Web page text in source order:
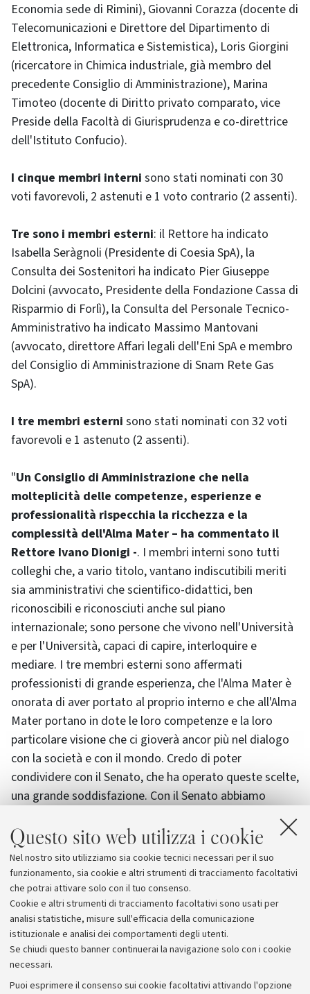
Questo sito web utilizza i cookie
Nel nostro sito utilizziamo sia cookie tecnici necessari per il suo
funzionamento, sia cookie e altri strumenti di tracciamento facoltativi
che potrai attivare solo con il tuo consenso.
Cookie e altri strumenti di tracciamento facoltativi sono usati per
analisi statistiche, misure sull'efficacia della comunicazione
istituzionale e analisi dei comportamenti degli utenti.
Se chiudi questo banner continuerai la navigazione solo con i cookie
necessari.
Puoi esprimere il consenso sui cookie facoltativi attivando l'opzione
Economia sede di Rimini), Giovanni Corazza (docente di
Telecomunicazioni e Direttore del Dipartimento di
Elettronica, Informatica e Sistemistica), Loris Giorgini
(ricercatore in Chimica industriale, già membro del
precedente Consiglio di Amministrazione), Marina
Timoteo (docente di Diritto privato comparato, vice
Preside della Facoltà di Giurisprudenza e co-direttrice
dell'Istituto Confucio).
I cinque membri interni sono stati nominati con 30
voti favorevoli, 2 astenuti e 1 voto contrario (2 assenti).
Tre sono i membri esterni: il Rettore ha indicato
Isabella Seràgnoli (Presidente di Coesia SpA), la
Consulta dei Sostenitori ha indicato Pier Giuseppe
Dolcini (avvocato, Presidente della Fondazione Cassa di
Risparmio di Forlì), la Consulta del Personale Tecnico-
Amministrativo ha indicato Massimo Mantovani
(avvocato, direttore Affari legali dell'Eni SpA e membro
del Consiglio di Amministrazione di Snam Rete Gas
SpA).
I tre membri esterni sono stati nominati con 32 voti
favorevoli e 1 astenuto (2 assenti).
"Un Consiglio di Amministrazione che nella
molteplicità delle competenze, esperienze e
professionalità rispecchia la ricchezza e la
complessità dell'Alma Mater – ha commentato il
Rettore Ivano Dionigi -. I membri interni sono tutti
colleghi che, a vario titolo, vantano indiscutibili meriti
sia amministrativi che scientifico-didattici, ben
riconoscibili e riconosciuti anche sul piano
internazionale; sono persone che vivono nell'Università
e per l'Università, capaci di capire, interloquire e
mediare. I tre membri esterni sono affermati
professionisti di grande esperienza, che l'Alma Mater è
onorata di aver portato al proprio interno e che all'Alma
Mater portano in dote le loro competenze e la loro
particolare visione che ci gioverà ancor più nel dialogo
con la società e con il mondo. Credo di poter
condividere con il Senato, che ha operato queste scelte,
una grande soddisfazione. Con il Senato abbiamo
accompagna alle necessità di una scelta, che ha
significato rinunciare a persone di altissimo valore che
si erano generosamente offerte per portare il proprio
contributo al nostro Ateneo".
Archivio